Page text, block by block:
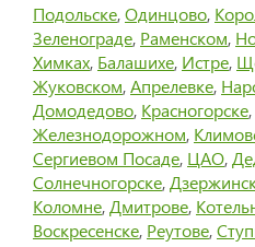
Подольске,Одинцово,
Зеленограде, Раменском,
Химках, Балашихе, Истре,
Жуковском,Апрелевке,
Домодедово, Красногорске,
Железнодорожном,
Сергиевом Посаде, ЦАО,
Солнечногорске,
Коломне, Дмитрове,
Воскресенске, Реутове,